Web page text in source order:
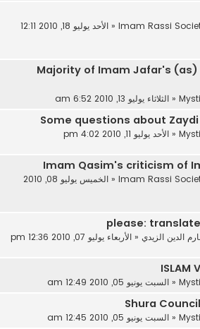
Imam Rassi
«
الأحد يوليو 18, 2010 12:11
Majority of Imam Jafar's
« الثلاثاء يوليو 13, 2010 6:52 am
Some questions about
« الأحد يوليو 11, 2010 4:02 pm
Imam Qasim's criticism of
Imam Rassi
«
الخميس يوليو 08, 2010
please:
الدين الزيدي« الأربعاء يوليو 07, 2010 12:36 pm
ISLAM
« السبت يونيو 05, 2010 12:49 am
Shura
« السبت يونيو 05, 2010 12:45 am